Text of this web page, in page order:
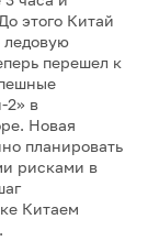
этого Китай
ледовую
перешел к
2» в
Новая
планировать
рисками в
Китаем